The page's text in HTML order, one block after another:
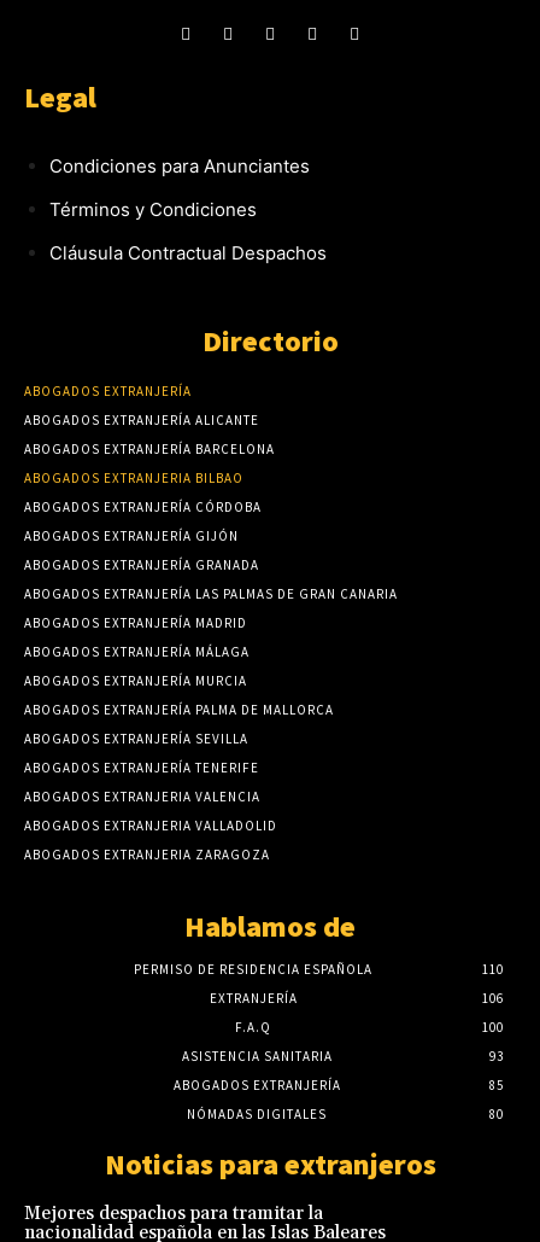
Legal
Condiciones para Anunciantes
Términos y Condiciones
Cláusula Contractual Despachos
Directorio
ABOGADOS EXTRANJERÍA
ABOGADOS EXTRANJERÍA ALICANTE
ABOGADOS EXTRANJERÍA BARCELONA
ABOGADOS EXTRANJERIA BILBAO
ABOGADOS EXTRANJERÍA CÓRDOBA
ABOGADOS EXTRANJERÍA GIJÓN
ABOGADOS EXTRANJERÍA GRANADA
ABOGADOS EXTRANJERÍA LAS PALMAS DE GRAN CANARIA
ABOGADOS EXTRANJERÍA MADRID
ABOGADOS EXTRANJERÍA MÁLAGA
ABOGADOS EXTRANJERÍA MURCIA
ABOGADOS EXTRANJERÍA PALMA DE MALLORCA
ABOGADOS EXTRANJERÍA SEVILLA
ABOGADOS EXTRANJERÍA TENERIFE
ABOGADOS EXTRANJERIA VALENCIA
ABOGADOS EXTRANJERIA VALLADOLID
ABOGADOS EXTRANJERIA ZARAGOZA
Hablamos de
PERMISO DE RESIDENCIA ESPAÑOLA
110
EXTRANJERÍA
106
F.A.Q
100
ASISTENCIA SANITARIA
93
ABOGADOS EXTRANJERÍA
85
NÓMADAS DIGITALES
80
Noticias para extranjeros
Mejores despachos para tramitar la
nacionalidad española en las Islas Baleares